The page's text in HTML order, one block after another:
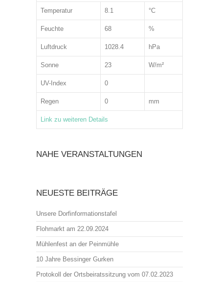
Temperatur 8.1 °C
Feuchte 68 %
Luftdruck 1028.4 hPa
Sonne 23 W/m²
UV-Index 0
Regen 0 mm
Link zu weiteren Details
NAHE VERANSTALTUNGEN
NEUESTE BEITRÄGE
Unsere Dorfinformationstafel
Flohmarkt am 22.09.2024
Mühlenfest an der Peinmühle
10 Jahre Bessinger Gurken
Protokoll der Ortsbeiratssitzung vom 07.02.2023